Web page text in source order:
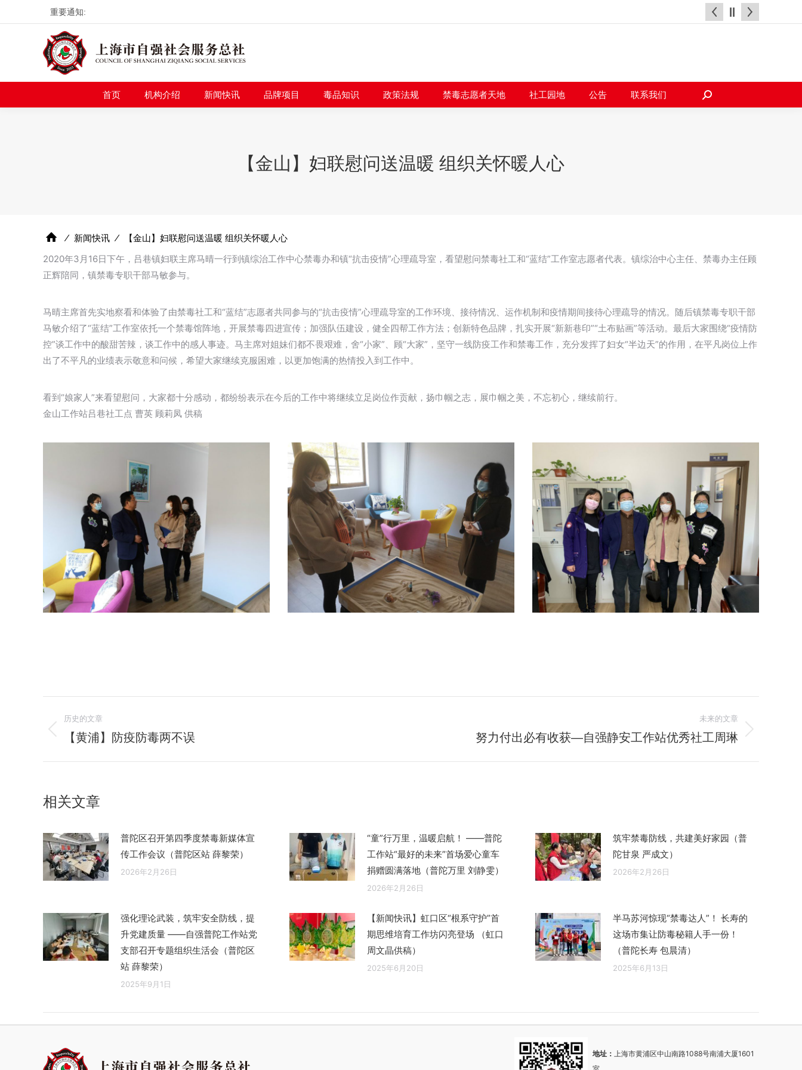
重要通知:
首页 机构介绍 新闻快讯 品牌项目 毒品知识 政策法规 禁毒志愿者天地 社工园地 公告 联系我们
搜
【金山】妇联慰问送温暖 组织关怀暖人心
⁄ 新闻快讯 ⁄
【金山】妇联慰问送温暖 组织关怀暖人心
2020年3月16日下午，吕巷镇妇联主席马晴一行到镇综治工作中心禁毒办和镇“抗击疫情”心理疏导室，看望慰问禁毒社工和“蓝结”工作室志愿者代表。镇综治中心主任、禁毒办主任顾
正辉陪同，镇禁毒专职干部马敏参与。
马晴主席首先实地察看和体验了由禁毒社工和“蓝结”志愿者共同参与的“抗击疫情”心理疏导室的工作环境、接待情况、运作机制和疫情期间接待心理疏导的情况。随后镇禁毒专职干部
马敏介绍了“蓝结”工作室依托一个禁毒馆阵地，开展禁毒四进宣传；加强队伍建设，健全四帮工作方法；创新特色品牌，扎实开展“新新巷印”“土布贴画”等活动。最后大家围绕“疫情防
控”谈工作中的酸甜苦辣，谈工作中的感人事迹。马主席对姐妹们都不畏艰难，舍“小家”、顾“大家”，坚守一线防疫工作和禁毒工作，充分发挥了妇女“半边天”的作用，在平凡岗位上作
出了不平凡的业绩表示敬意和问候，希望大家继续克服困难，以更加饱满的热情投入到工作中。
看到“娘家人”来看望慰问，大家都十分感动，都纷纷表示在今后的工作中将继续立足岗位作贡献，扬巾帼之志，展巾帼之美，不忘初心，继续前行。
金山工作站吕巷社工点 曹英 顾莉凤 供稿
章
导
历史的文章
历
章：
【黄浦】防疫防毒两不误
未来的文章
努力付出必有收获—自强静安工作站优秀社工周琳
相关文章
普陀区召开第四季度禁毒新媒体宣
传工作会议（普陀区站 薛黎荣）
2026年2月26日
“童”行万里，温暖启航！ ——普陀
工作站“最好的未来”首场爱心童车
捐赠圆满落地（普陀万里 刘静雯）
2026年2月26日
筑牢禁毒防线，共建美好家园（普
陀甘泉 严成文）
2026年2月26日
强化理论武装，筑牢安全防线，提
升党建质量 ——自强普陀工作站党
支部召开专题组织生活会（普陀区
站 薛黎荣）
2025年9月1日
【新闻快讯】虹口区“根系守护”首
期思维培育工作坊闪亮登场 （虹口
周文晶供稿）
2025年6月20日
半马苏河惊现“禁毒达人”！ 长寿的
这场市集让防毒秘籍人手一份！
（普陀长寿 包晨清）
2025年6月13日
地址：上海市黄浦区中山南路1088号南浦大厦1601
首页 机构介绍 新闻快讯 品牌项目 毒品知识 政策法规 禁毒志愿者天地 社工园地 公告 联系我们
搜